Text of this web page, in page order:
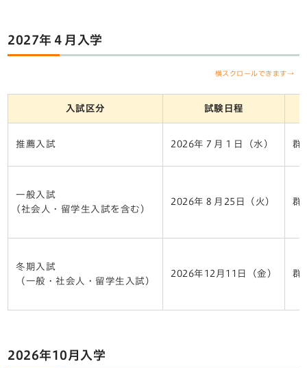
2027年４月入学
横スクロールできます→
入試区分 試験日程
推薦入試 2026年７月１日（水） 群
一般入試
(社会人・留学生入試を含む)
2026年８月25日（火） 群
冬期入試
（一般・社会人・留学生入試）
2026年12月11日（金） 群
2026年10月入学